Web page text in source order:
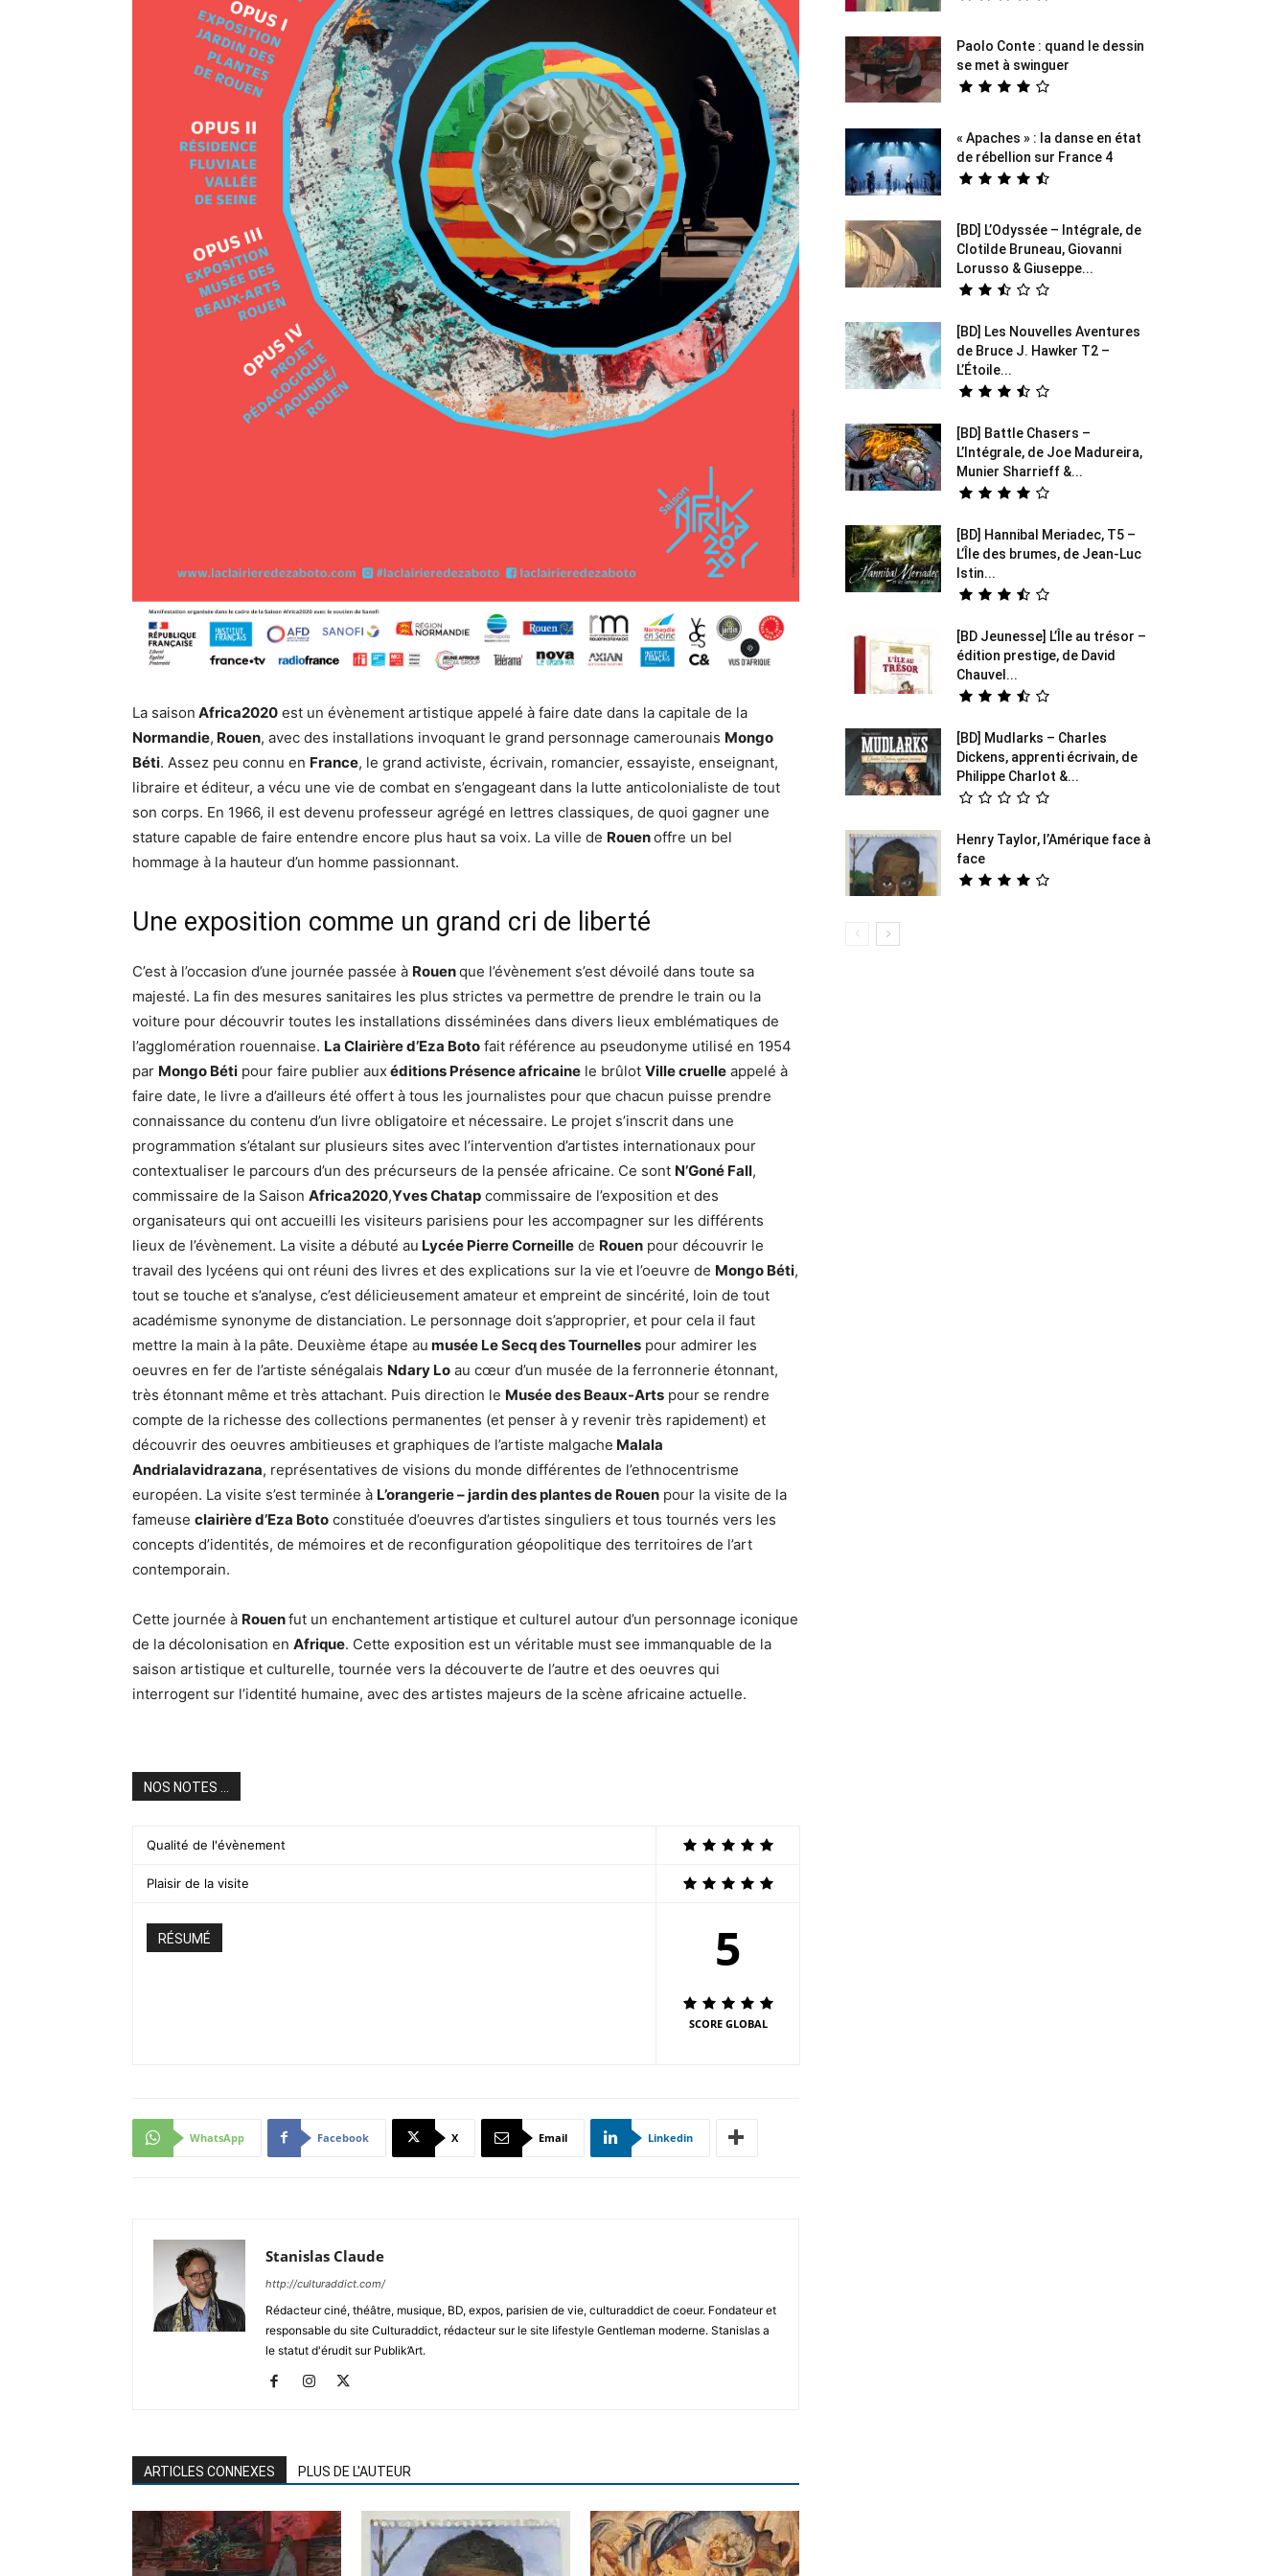
La saison Africa2020 est un évènement artistique appelé à faire date dans la capitale de la
Normandie, Rouen, avec des installations invoquant le grand personnage camerounais Mongo
Béti. Assez peu connu en France, le grand activiste, écrivain, romancier, essayiste, enseignant,
libraire et éditeur, a vécu une vie de combat en s’engageant dans la lutte anticolonialiste de tout
son corps. En 1966, il est devenu professeur agrégé en lettres classiques, de quoi gagner une
stature capable de faire entendre encore plus haut sa voix. La ville de Rouenoffre un bel
hommage à la hauteur d’un homme passionnant.
Une exposition comme un grand cri de liberté
C’est à l’occasion d’une journée passée à Rouenque l’évènement s’est dévoilé dans toute sa
majesté. La fin des mesures sanitaires les plus strictes va permettre de prendre le train ou la
voiture pour découvrir toutes les installations disséminées dans divers lieux emblématiques de
l’agglomération rouennaise. La Clairière d’Eza Boto fait référence au pseudonyme utilisé en 1954
par Mongo Béti pour faire publier auxéditions Présence africaine le brûlot Ville cruelle appelé à
faire date, le livre a d’ailleurs été offert à tous les journalistes pour que chacun puisse prendre
connaissance du contenu d’un livre obligatoire et nécessaire. Le projet s’inscrit dans une
programmation s’étalant sur plusieurs sites avec l’intervention d’artistes internationaux pour
contextualiser le parcours d’un des précurseurs de la pensée africaine. Ce sont N’Goné Fall,
commissaire de la Saison Africa2020,Yves Chatap commissaire de l’exposition et des
organisateurs qui ont accueilli les visiteurs parisiens pour les accompagner sur les différents
lieux de l’évènement. La visite a débuté au Lycée Pierre Corneille de Rouen pour découvrir le
travail des lycéens qui ont réuni des livres et des explications sur la vie et l’oeuvre de Mongo Béti,
tout se touche et s’analyse, c’est délicieusement amateur et empreint de sincérité, loin de tout
académisme synonyme de distanciation. Le personnage doit s’approprier, et pour cela il faut
mettre la main à la pâte. Deuxième étape au musée Le Secq des Tournelles pour admirer les
oeuvres en fer de l’artiste sénégalais Ndary Lo au cœur d’un musée de la ferronnerie étonnant,
très étonnant même et très attachant. Puis direction le Musée des Beaux-Arts pour se rendre
compte de la richesse des collections permanentes (et penser à y revenir très rapidement) et
découvrir des oeuvres ambitieuses et graphiques de l’artiste malgache Malala
Andrialavidrazana, représentatives de visions du monde différentes de l’ethnocentrisme
européen. La visite s’est terminée à L’orangerie – jardin des plantes de Rouen pour la visite de la
fameuse clairière d’Eza Boto constituée d’oeuvres d’artistes singuliers et tous tournés vers les
concepts d’identités, de mémoires et de reconfiguration géopolitique des territoires de l’art
contemporain.
Cette journée à Rouenfut un enchantement artistique et culturel autour d’un personnage iconique
de la décolonisation en Afrique. Cette exposition est un véritable must see immanquable de la
saison artistique et culturelle, tournée vers la découverte de l’autre et des oeuvres qui
interrogent sur l’identité humaine, avec des artistes majeurs de la scène africaine actuelle.
NOS NOTES ...
Qualité de l'évènement
Plaisir de la visite
RÉSUMÉ 5
SCORE GLOBAL
WhatsApp Facebook X Email Linkedin
Stanislas Claude
http://culturaddict.com/
Rédacteur ciné, théâtre, musique, BD, expos, parisien de vie, culturaddict de coeur. Fondateur et
responsable du site Culturaddict, rédacteur sur le site lifestyle Gentleman moderne. Stanislas a
le statut d'érudit sur Publik’Art.
ARTICLES CONNEXES PLUS DE L'AUTEUR
Paolo Conte : quand le dessin
se met à swinguer
« Apaches » : la danse en état
de rébellion sur France 4
[BD] L’Odyssée – Intégrale, de
Clotilde Bruneau, Giovanni
Lorusso & Giuseppe...
[BD] Les Nouvelles Aventures
de Bruce J. Hawker T2 –
L’Étoile...
[BD] Battle Chasers –
L’Intégrale, de Joe Madureira,
Munier Sharrieff &...
[BD] Hannibal Meriadec, T5 –
L’Île des brumes, de Jean-Luc
Istin...
[BD Jeunesse] L’Île au trésor –
édition prestige, de David
Chauvel...
[BD] Mudlarks – Charles
Dickens, apprenti écrivain, de
Philippe Charlot &...
Henry Taylor, l’Amérique face à
face